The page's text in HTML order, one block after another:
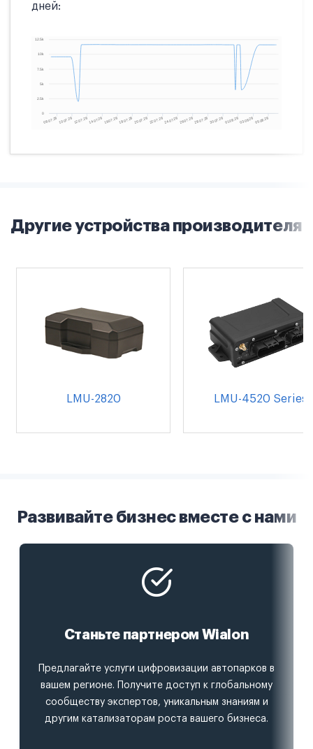
дней:
Другие устройства производителя
LMU-2820 LMU-4520 Series
Развивайте бизнес вместе с нами
Станьте партнером Wialon
Предлагайте услуги цифровизации автопарков в
вашем регионе. Получите доступ к глобальному
сообществу экспертов, уникальным знаниям и
другим катализаторам роста вашего бизнеса.